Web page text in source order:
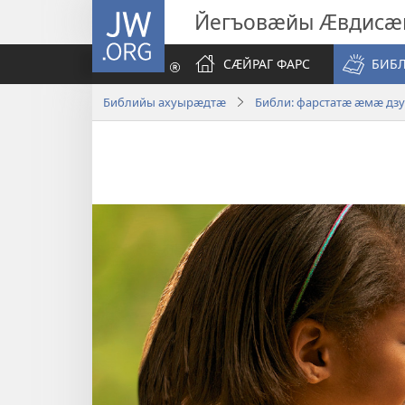
JW.ORG Йегъовӕйы
СӔЙРАГ ФАРС
Библийы ахуырӕдтӕ Библи: фарстатӕ ӕмӕ